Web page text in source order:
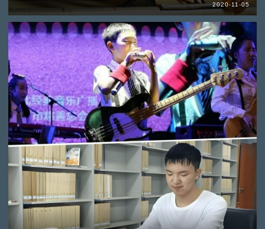
2020-11-05